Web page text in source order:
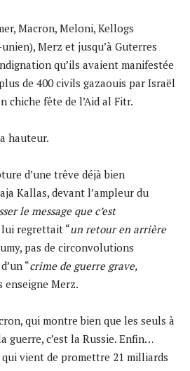
Macron, Meloni, Kellogs
Merz et jusqu’à Guterres
qu’ils avaient manifestée
de 400 civils gazaouis par Israël
chiche fête de l’Aid al Fitr.
hauteur.
d’une trêve déjà bien
Kallas, devant l’ampleur du
le message que c’est
lui regrettait “un retour en arrière
pas de circonvolutions
“crime de guerre grave,
enseigne Merz.
qui montre bien que les seuls à
guerre, c’est la Russie. Enfin…
vient de promettre 21 milliards